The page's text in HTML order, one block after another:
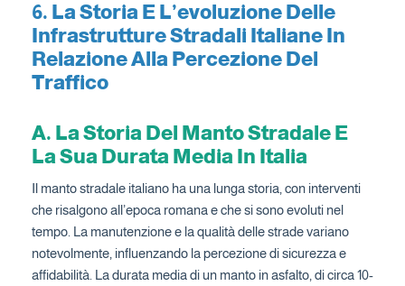
6. La Storia E L’evoluzione Delle
Infrastrutture Stradali Italiane In
Relazione Alla Percezione Del
Traffico
A. La Storia Del Manto Stradale E
La Sua Durata Media In Italia
Il manto stradale italiano ha una lunga storia, con interventi
che risalgono all’epoca romana e che si sono evoluti nel
tempo. La manutenzione e la qualità delle strade variano
notevolmente, influenzando la percezione di sicurezza e
affidabilità. La durata media di un manto in asfalto, di circa 10-